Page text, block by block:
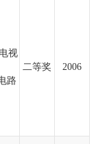
视
路
二等奖 2006